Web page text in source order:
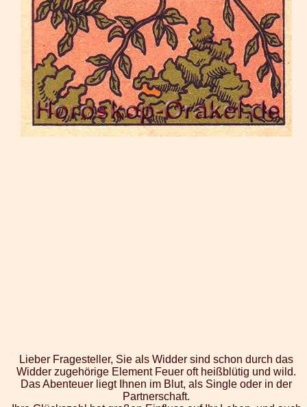
Lieber Fragesteller, Sie als Widder sind schon durch das
Widder zugehörige Element Feuer oft heißblütig und wild.
Das Abenteuer liegt Ihnen im Blut, als Single oder in der
Partnerschaft.